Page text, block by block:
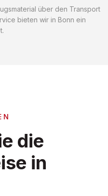
über den Transport
bieten wir in Bonn ein
die
in